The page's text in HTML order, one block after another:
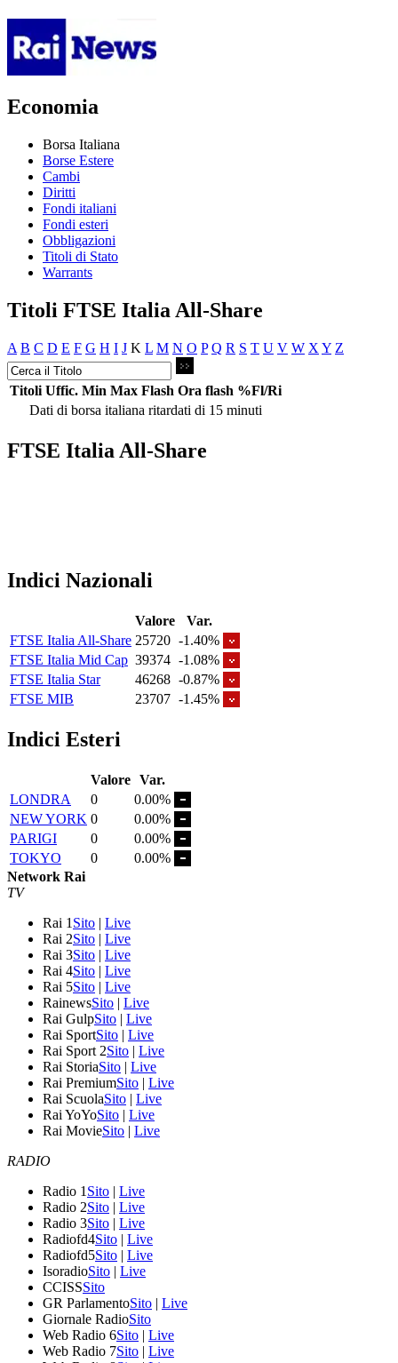
Economia
Borsa Italiana
Borse Estere
Cambi
Diritti
Fondi italiani
Fondi esteri
Obbligazioni
Titoli di Stato
Warrants
Titoli FTSE Italia All-Share
A B C D E F G H I J K L M N O P Q R S T U V W X Y Z
Titoli Uffic. Min Max Flash Ora flash %Fl/Ri
Dati di borsa italiana ritardati di 15 minuti
FTSE Italia All-Share
Indici Nazionali
Valore
Var.
FTSE Italia All-Share 25720 -1.40%
FTSE Italia Mid Cap 39374 -1.08%
FTSE Italia Star
46268 -0.87%
FTSE MIB
23707 -1.45%
Indici Esteri
Valore Var.
LONDRA
0
0.00%
NEW YORK 0
0.00%
PARIGI
0
0.00%
TOKYO
0
0.00%
Network Rai
TV
Rai 1 Sito | Live
Rai 2Sito | Live
Rai 3Sito | Live
Rai 4Sito | Live
Rai 5Sito | Live
RainewsSito | Live
Rai GulpSito | Live
Rai SportSito | Live
Rai Sport 2Sito | Live
Rai StoriaSito | Live
Rai PremiumSito | Live
Rai ScuolaSito | Live
Rai YoYoSito | Live
Rai MovieSito | Live
RADIO
Radio 1 Sito | Live
Radio 2Sito | Live
Radio 3Sito | Live
Radiofd4Sito | Live
Radiofd5Sito | Live
IsoradioSito | Live
CCISSSito
GR ParlamentoSito | Live
Giornale RadioSito
Web Radio 6Sito | Live
Web Radio 7Sito | Live